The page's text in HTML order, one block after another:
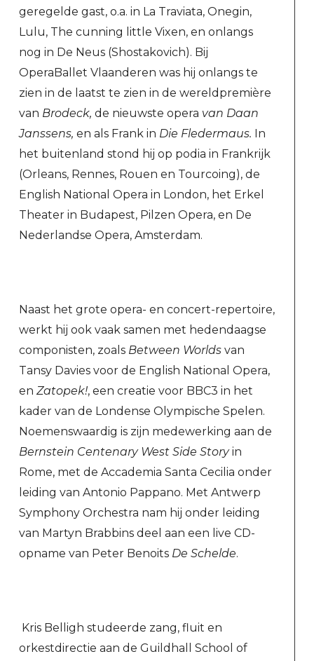
geregelde gast, o.a. in La Traviata, Onegin,
Lulu, The cunning little Vixen, en onlangs
nog in De Neus (Shostakovich). Bij
OperaBallet Vlaanderen was hij onlangs te
zien in de laatst te zien in de wereldpremière
van Brodeck, de nieuwste opera van Daan
Janssens, en als Frank in Die Fledermaus. In
het buitenland stond hij op podia in Frankrijk
(Orleans, Rennes, Rouen en Tourcoing), de
English National Opera in London, het Erkel
Theater in Budapest, Pilzen Opera, en De
Nederlandse Opera, Amsterdam.
Naast het grote opera- en concert-repertoire,
werkt hij ook vaak samen met hedendaagse
componisten, zoals Between Worldsvan
Tansy Davies voor de English National Opera,
en Zatopek!, een creatie voor BBC3 in het
kader van de Londense Olympische Spelen.
Noemenswaardig is zijn medewerking aan de
Bernstein Centenary West Side Storyin
Rome, met de Accademia Santa Cecilia onder
leiding van Antonio Pappano. Met Antwerp
Symphony Orchestra nam hij onder leiding
van Martyn Brabbins deel aan een live CD-
opname van Peter Benoits De Schelde.
Kris Belligh studeerde zang, fluit en
orkestdirectie aan de Guildhall School of